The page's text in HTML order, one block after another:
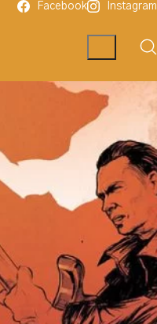
Facebook Instagram